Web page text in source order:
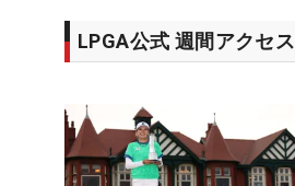
LPGA公式 週間アクセ